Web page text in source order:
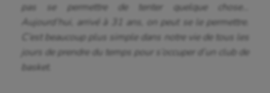
pas se permettre de tenter quelque chose…
Aujourd’hui, arrivé à 31 ans, on peut se le permettre.
C’est beaucoup plus simple dans notre vie de tous les
jours de prendre du temps pour s’occuper d’un club de
basket.